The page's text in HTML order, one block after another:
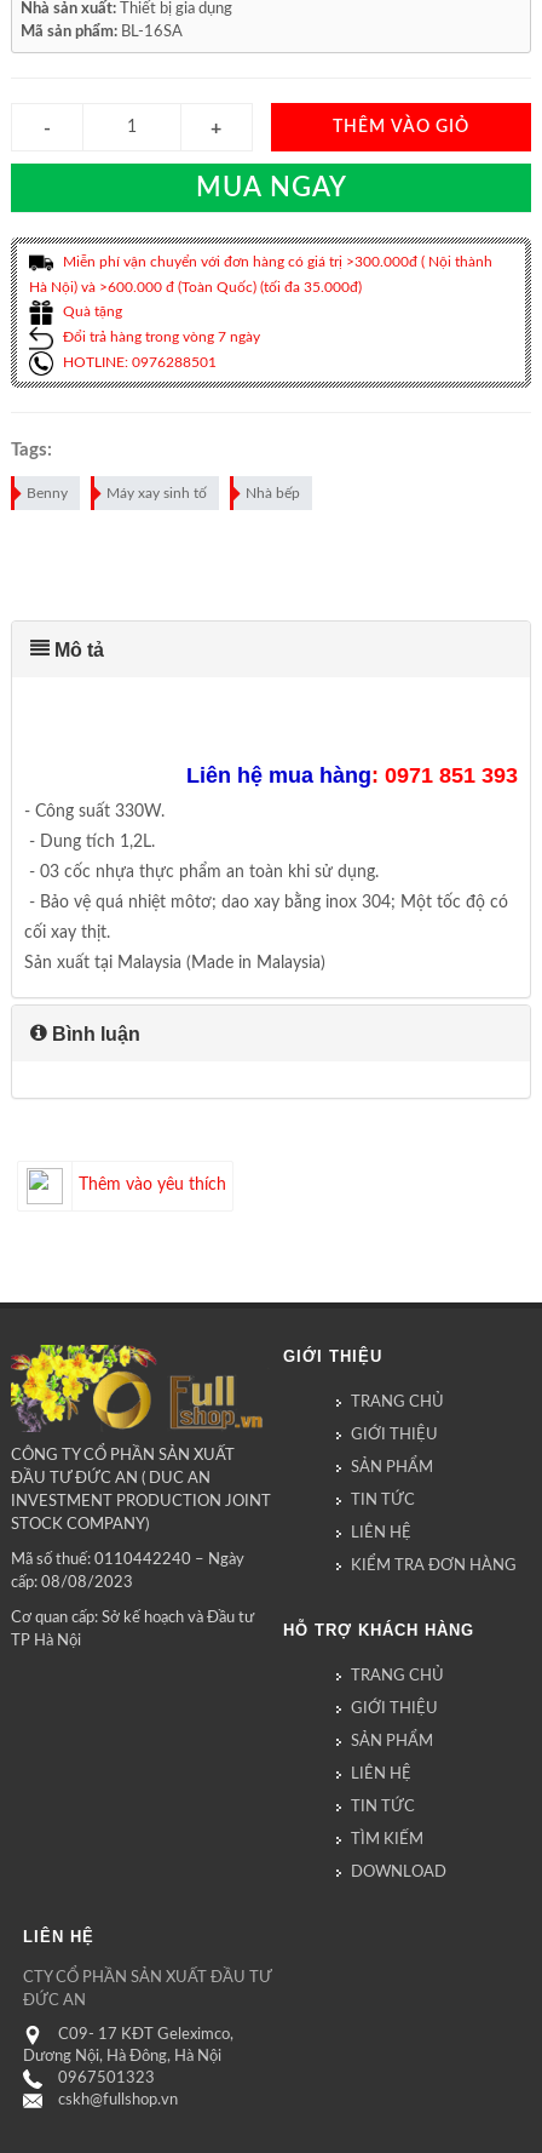
Nhà sản xuất:
Thiết bị gia dụng
Mã sản phẩm: BL-16SA
THÊM VÀO GIỎ
MUA NGAY
Miễn phí vận chuyển với đơn hàng có giá trị >300.000đ ( Nội thành
Hà Nội) và >600.000 đ (Toàn Quốc) (tối đa 35.000đ)
Quà tặng
Đổi trả hàng trong vòng 7 ngày
HOTLINE: 0976288501
Tags:
Benny Máy xay sinh tố Nhà bếp
Mô tả
Liên hệ mua hàng: 0971 851 393
- Công suất 330W.
- Dung tích 1,2L.
- 03 cốc nhựa thực phẩm an toàn khi sử dụng.
- Bảo vệ quá nhiệt môtơ; dao xay bằng inox 304; Một tốc độ có
cối xay thịt.
Sản xuất tại Malaysia (Made in Malaysia)
Bình luận
Thêm vào yêu thích
CÔNG TY CỔ PHẦN SẢN XUẤT
ĐẦU TƯ ĐỨC AN ( DUC AN
INVESTMENT PRODUCTION JOINT
STOCK COMPANY)
Mã số thuế: 0110442240 – Ngày
cấp: 08/08/2023
Cơ quan cấp: Sở kế hoạch và Đầu tư
TP Hà Nội
GIỚI THIỆU
TRANG CHỦ
GIỚI THIỆU
SẢN PHẨM
TIN TỨC
LIÊN HỆ
KIỂM TRA ĐƠN HÀNG
HỖ TRỢ KHÁCH HÀNG
TRANG CHỦ
GIỚI THIỆU
SẢN PHẨM
LIÊN HỆ
TIN TỨC
TÌM KIẾM
DOWNLOAD
LIÊN HỆ
CTY CỔ PHẦN SẢN XUẤT ĐẦU TƯ
ĐỨC AN
C09- 17 KĐT Geleximco,
Dương Nội, Hà Đông, Hà Nội
0967501323
cskh@fullshop.vn